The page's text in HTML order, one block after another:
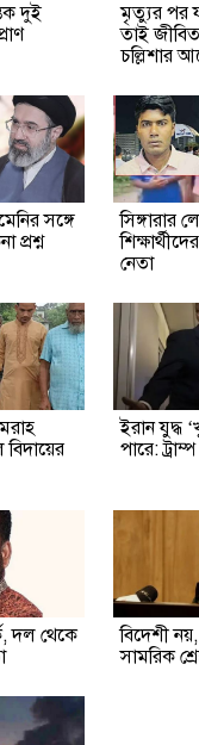
দুই
মৃত্যুর পর
তাই
চল্লিশার
সঙ্গে
প্রশ্ন
সিঙ্গারার
নেতা
ইরান যুদ্ধ
পারে: ট্রাম্প
দল থেকে
বিদেশী
সামরিক